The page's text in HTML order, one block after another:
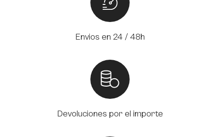
Envios en 24 / 48h
Devoluciones por el importe